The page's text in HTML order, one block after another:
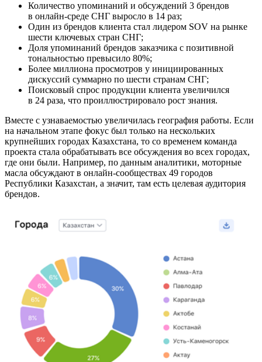
Количество упоминаний и обсуждений 3 брендов
в онлайн-среде СНГ выросло в 14 раз;
Один из брендов клиента стал лидером SOV на рынке
шести ключевых стран СНГ;
Доля упоминаний брендов заказчика с позитивной
тональностью превысило 80%;
Более миллиона просмотров у инициированных
дискуссий суммарно по шести странам СНГ;
Поисковый спрос продукции клиента увеличился
в 24 раза, что проиллюстрировало рост знания.
Вместе с узнаваемостью увеличилась география работы. Если
на начальном этапе фокус был только на нескольких
крупнейших городах Казахстана, то со временем команда
проекта стала обрабатывать все обсуждения во всех городах,
где они были. Например, по данным аналитики, моторные
масла обсуждают в онлайн-сообществах 49 городов
Республики Казахстан, а значит, там есть целевая аудитория
брендов.